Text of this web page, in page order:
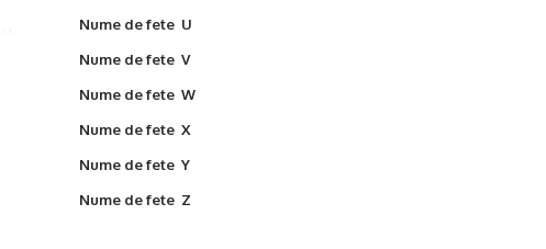
Nume de fete U
Nume de fete V
Nume de fete W
Nume de fete X
Nume de fete Y
Nume de fete Z